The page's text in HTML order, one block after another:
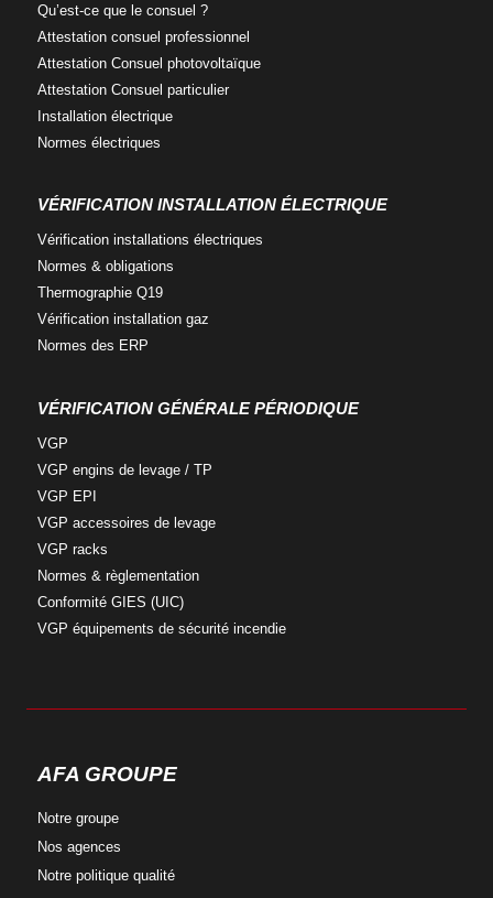
b
o
o
k
e
r
Qu’est-ce que le consuel ?
Attestation consuel professionnel
Attestation Consuel photovoltaïque
Attestation Consuel particulier
Installation électrique
Normes électriques
VÉRIFICATION INSTALLATION ÉLECTRIQUE
Vérification installations électriques
Normes & obligations
Thermographie Q19
Vérification installation gaz
Normes des ERP
VÉRIFICATION GÉNÉRALE PÉRIODIQUE
VGP
VGP engins de levage / TP
VGP EPI
VGP accessoires de levage
VGP racks
Normes & règlementation
Conformité GIES (UIC)
VGP équipements de sécurité incendie
AFA GROUPE
Notre groupe
Nos agences
Notre politique qualité